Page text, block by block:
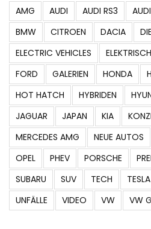
AMG AUDI AUDI RS3
BMW
CITROEN DACIA
ELECTRIC VEHICLES
FORD
GALERIEN HONDA
HOT HATCH
HYBRIDEN
JAGUAR
JAPAN KIA
MERCEDES AMG
NEUE AUTOS
OPEL
PHEV PORSCHE
SUBARU
SUV TECH TESLA
UNFÄLLE
VIDEO VW VW